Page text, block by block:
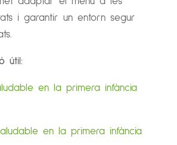
i garantir un entorn segur
útil:
en la primera infància
en la primera infància